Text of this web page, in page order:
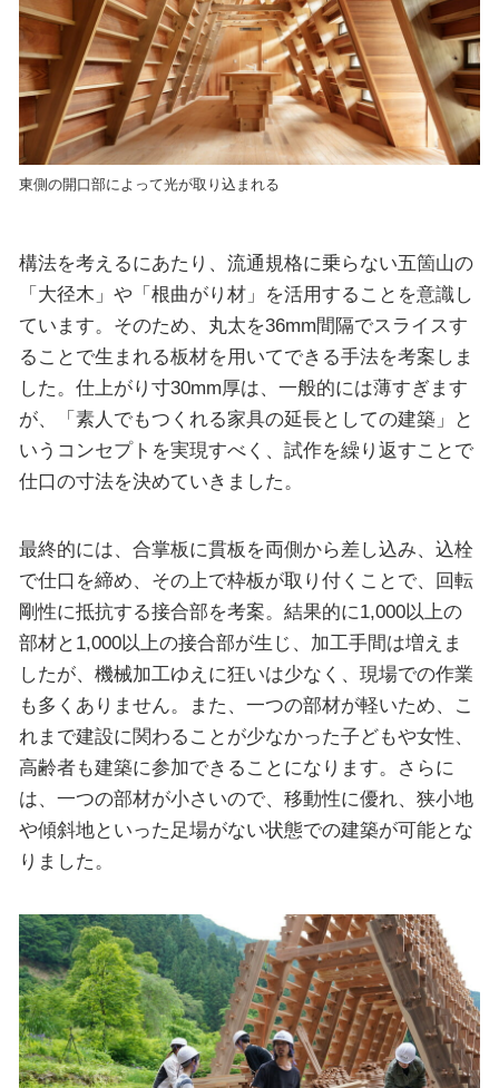
東側の開口部によって光が取り込まれる
構法を考えるにあたり、流通規格に乗らない五箇山の
「大径木」や「根曲がり材」を活用することを意識し
ています。そのため、丸太を36mm間隔でスライスす
ることで生まれる板材を用いてできる手法を考案しま
した。仕上がり寸30mm厚は、一般的には薄すぎます
が、「素人でもつくれる家具の延長としての建築」と
いうコンセプトを実現すべく、試作を繰り返すことで
仕口の寸法を決めていきました。
最終的には、合掌板に貫板を両側から差し込み、込栓
で仕口を締め、その上で枠板が取り付くことで、回転
剛性に抵抗する接合部を考案。結果的に1,000以上の
部材と1,000以上の接合部が生じ、加工手間は増えま
したが、機械加工ゆえに狂いは少なく、現場での作業
も多くありません。また、一つの部材が軽いため、こ
れまで建設に関わることが少なかった子どもや女性、
高齢者も建築に参加できることになります。さらに
は、一つの部材が小さいので、移動性に優れ、狭小地
や傾斜地といった足場がない状態での建築が可能とな
りました。